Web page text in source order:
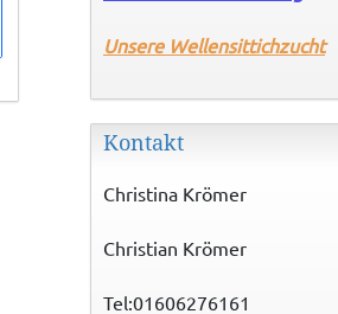
Unsere Wellensittichzucht
Kontakt
Christina Krömer
Christian Krömer
Tel:01606276161